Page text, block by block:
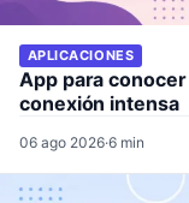
APLICACIONES
App para
conexión intensa
06 ago 2026·6 min